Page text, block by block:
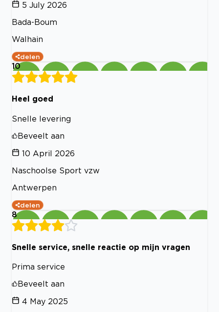
5 July 2026
Bada-Boum
Walhain
delen
10
Heel goed
Snelle levering
Beveelt aan
10 April 2026
Naschoolse Sport vzw
Antwerpen
delen
8
Snelle service, snelle reactie op mijn vragen
Prima service
Beveelt aan
4 May 2025